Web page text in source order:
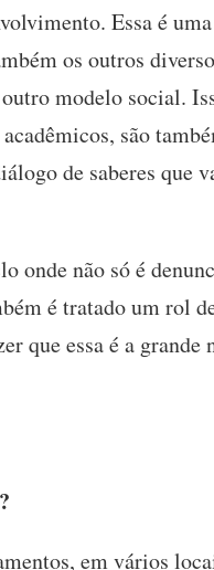
Essa é
os outros
modelo social.
são
de saberes que
onde não só é
é tratado um rol
que essa é a grande
em vários